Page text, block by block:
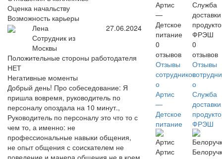
Оценка начальству
Возможность карьеры
Лена
Сотрудник из
Москвы
27.06.2024
Положительные стороны работодателя
НЕТ
Негативные моменты
Добрый день! Про собеседование: Я
пришла вовремя, руководитель по
персоналу опоздала на 10 минут.,
Руководитель по персоналу это что то с
чем то, а именно: не
профессиональные навыки общения,
не опыт общения с соискателем не
поведение и манера общения не в коем
Артис
—
Детское
питание
0
отзывов
Отзывы
сотрудников
о
Артис
—
Детское
питание
Служба
доставки
ФРЭШ
0
отзывов
Отзывы
о
Служба
доставки
ФРЭШ
Артис